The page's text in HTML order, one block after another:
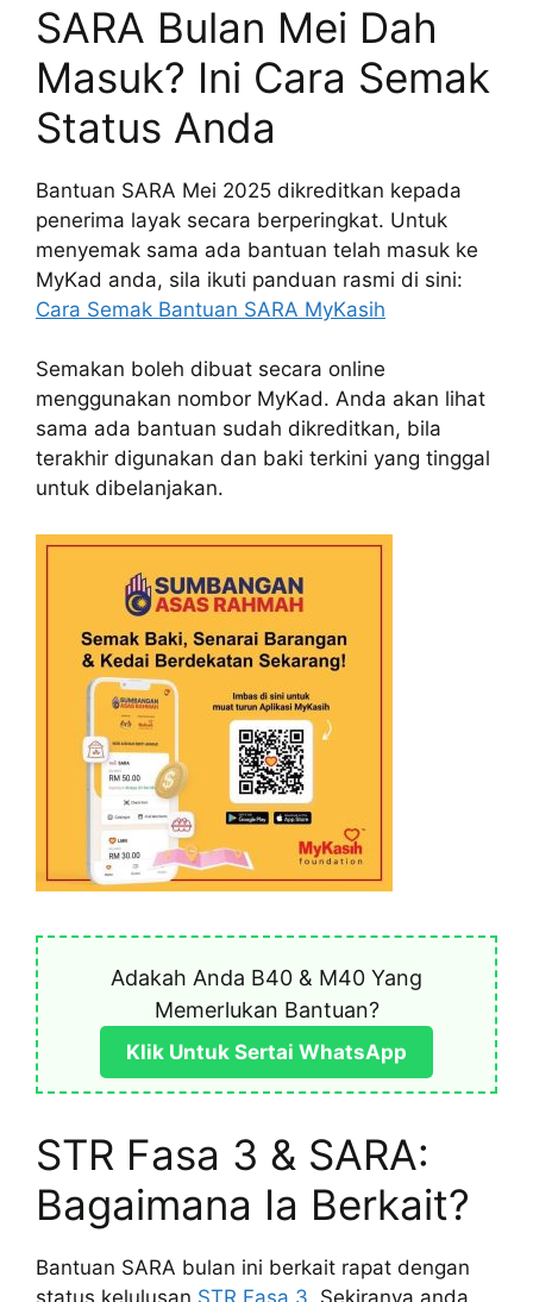
SARA Bulan Mei Dah
Masuk? Ini Cara Semak
Status Anda
Bantuan SARA Mei 2025 dikreditkan kepada
penerima layak secara berperingkat. Untuk
menyemak sama ada bantuan telah masuk ke
MyKad anda, sila ikuti panduan rasmi di sini:
Cara Semak Bantuan SARA MyKasih
Semakan boleh dibuat secara online
menggunakan nombor MyKad. Anda akan lihat
sama ada bantuan sudah dikreditkan, bila
terakhir digunakan dan baki terkini yang tinggal
untuk dibelanjakan.
Adakah Anda B40 & M40 Yang
Memerlukan Bantuan?
Klik Untuk Sertai WhatsApp
STR Fasa 3 & SARA:
Bagaimana Ia Berkait?
Bantuan SARA bulan ini berkait rapat dengan
status kelulusan STR Fasa 3 . Sekiranya anda